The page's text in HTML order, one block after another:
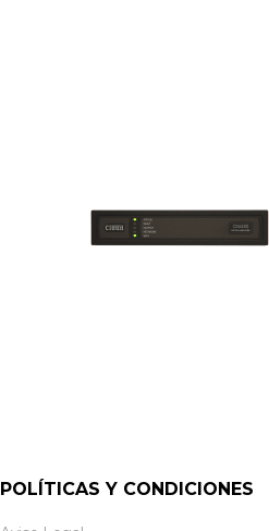
POLÍTICAS Y CONDICIONES